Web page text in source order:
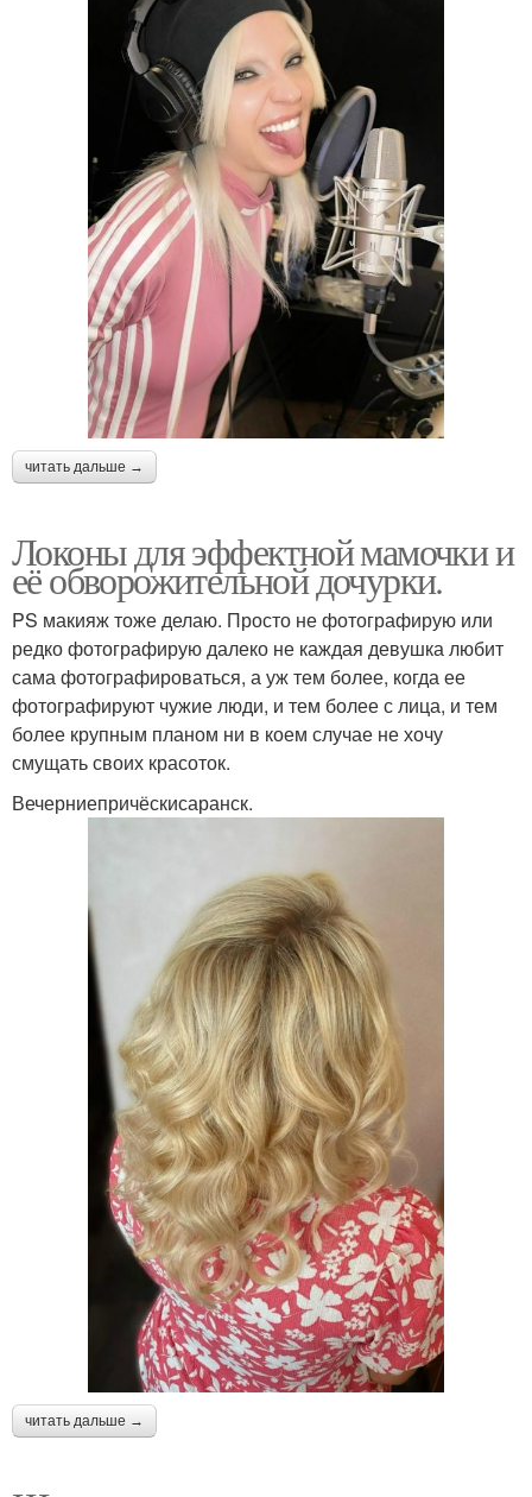
читать дальше →
Локоны для эффектной мамочки и
её обворожительной дочурки.
PS макияж тоже делаю. Просто не фотографирую или
редко фотографирую далеко не каждая девушка любит
сама фотографироваться, а уж тем более, когда ее
фотографируют чужие люди, и тем более с лица, и тем
более крупным планом ни в коем случае не хочу
смущать своих красоток.
Вечерниепричёскисаранск.
читать дальше →